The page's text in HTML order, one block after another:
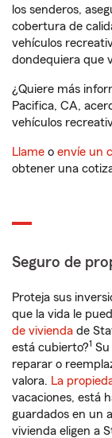
los senderos,
cobertura de
vehículos
dondequiera que
¿Quiere más
Pacifica, CA,
vehículos
Llame o envíe un
obtener una
Seguro de
Proteja sus
que la vida le
de vivienda de
está cubierto?1
reparar o
valora. La
vacaciones, está
guardados en un
vivienda eligen a